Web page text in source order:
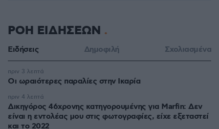
ΡΟΗ ΕΙΔΗΣΕΩΝ
Ειδήσεις Δημοφιλή Σχολιασμένα
Οι ωραιότερες παραλίες στην Ικαρία
πριν 3 λεπτά
Δικηγόρος 46χρονης κατηγορουμένης για Marfin: Δεν
είναι η εντολέας μου στις φωτογραφίες, είχε εξεταστεί
και το 2022
πριν 4 λεπτά